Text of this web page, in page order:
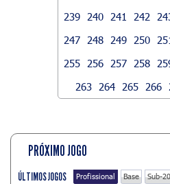
239
240 241 242
247
248 249 250
255
256 257 258
263
264 265 266
PRÓXIMO JOGO
ÚLTIMOS JOGOS Profissional Base Sub-20